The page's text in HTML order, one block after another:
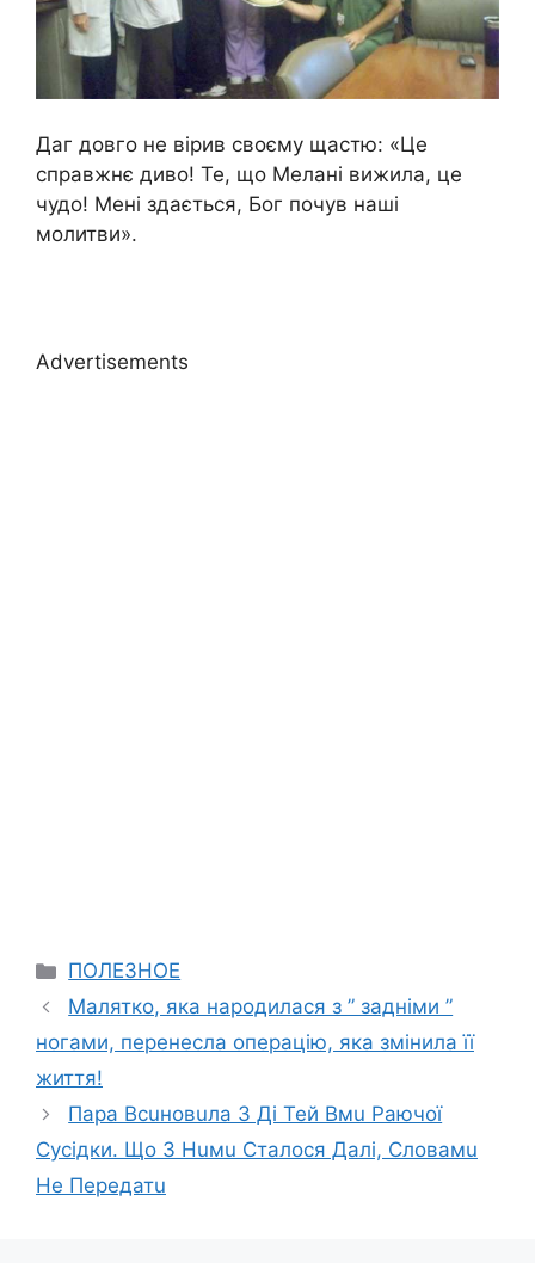
Даг довго не вірив своєму щастю: «Це
справжнє диво! Те, що Мелані вижила, це
чудо! Мені здається, Бог почув наші
молитви».
Advertisements
Categories
ПОЛЕЗНОЕ
Малятко, яка народилася з ” задніми ”
ногами, перенесла операцію, яка змінила її
життя!
Пара Вcuновuла 3 Ді Тей Вмu Раючої
Сyсідки. Що З Нuмu Сталoся Дaлі, Словамu
Не Передатu